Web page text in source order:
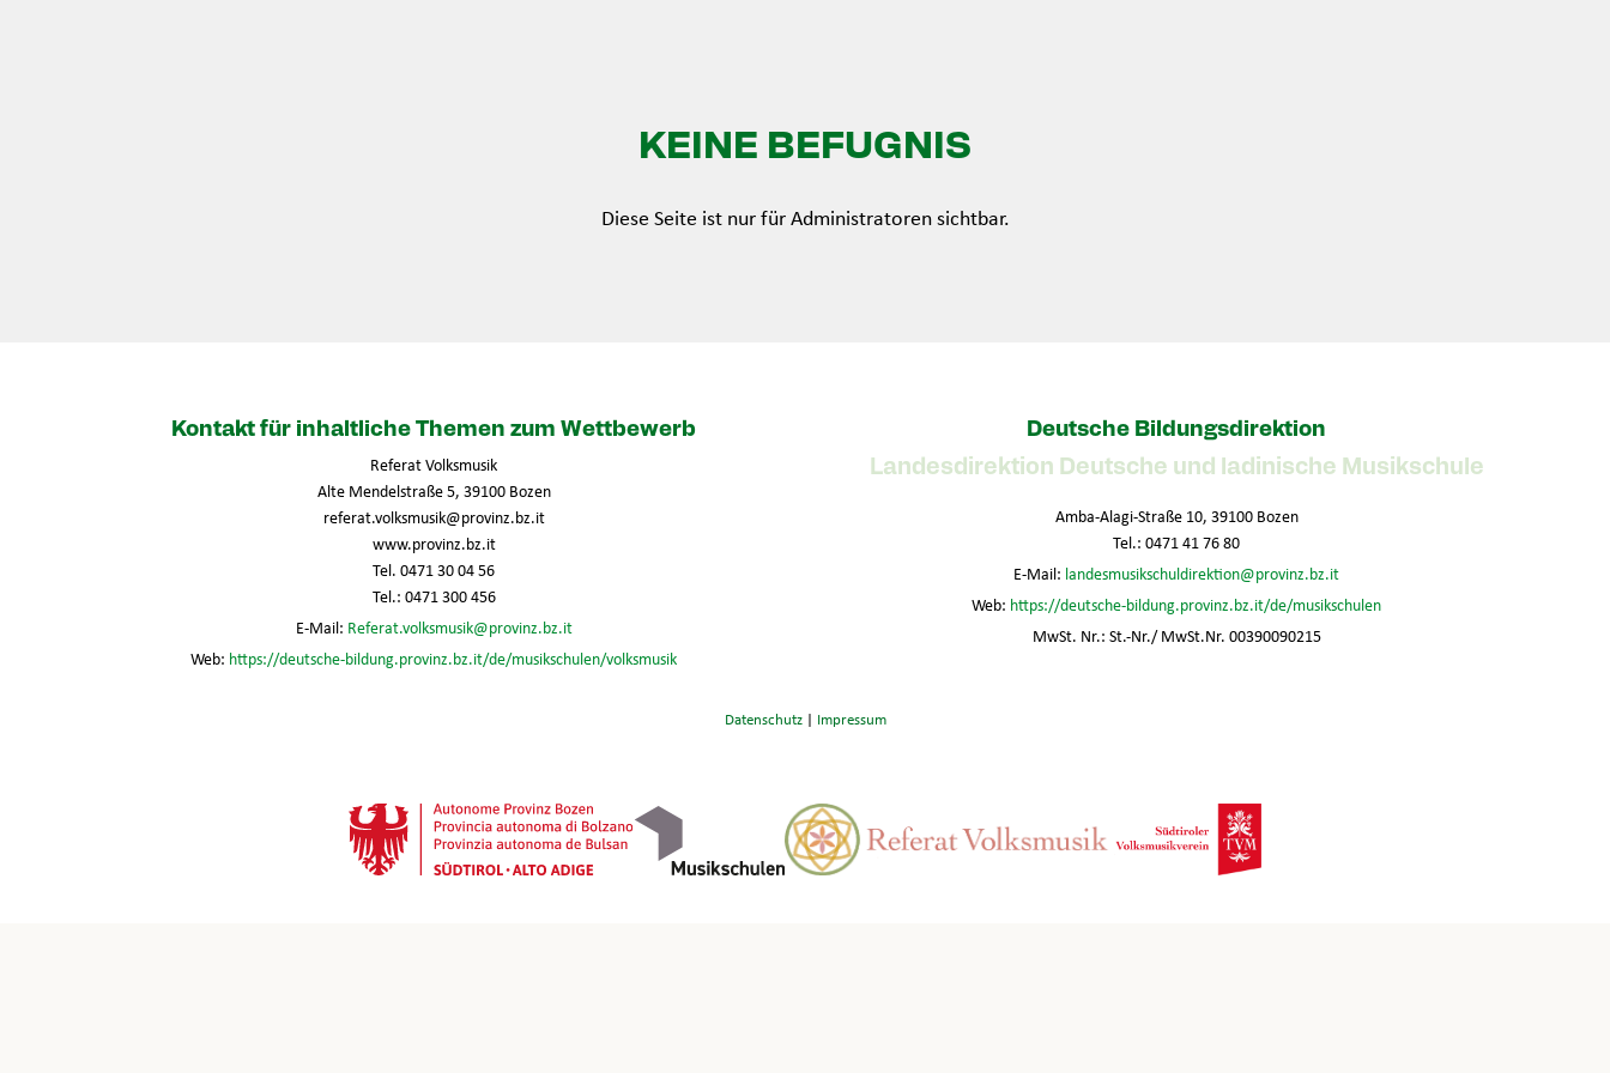
KEINE BEFUGNIS
Diese Seite ist nur für Administratoren sichtbar.
Kontakt für inhaltliche Themen zum Wettbewerb
Referat Volksmusik
Alte Mendelstraße 5, 39100 Bozen
referat.volksmusik@provinz.bz.it
www.provinz.bz.it
Tel. 0471 30 04 56
Tel.: 0471 300 456
E-Mail: Referat.volksmusik@provinz.bz.it
Web: https://deutsche-bildung.provinz.bz.it/de/musikschulen/volksmusik
Deutsche Bildungsdirektion
Landesdirektion Deutsche und ladinische Musikschule
Amba-Alagi-Straße 10, 39100 Bozen
Tel.: 0471 41 76 80
E-Mail: landesmusikschuldirektion@provinz.bz.it
Web: https://deutsche-bildung.provinz.bz.it/de/musikschulen
MwSt. Nr.: St.-Nr./ MwSt.Nr. 00390090215
Datenschutz| Impressum